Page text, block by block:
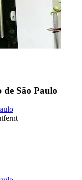
de São Paulo